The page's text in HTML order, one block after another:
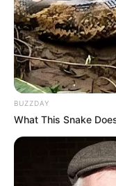
BUZZDAY
What This Snake